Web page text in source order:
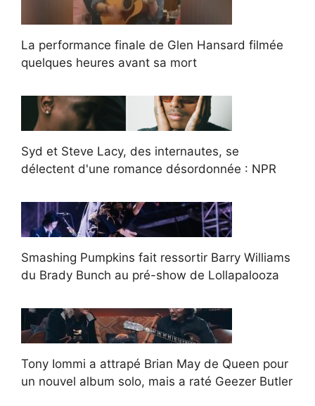
La performance finale de Glen Hansard filmée
quelques heures avant sa mort
Syd et Steve Lacy, des internautes, se
délectent d'une romance désordonnée : NPR
Smashing Pumpkins fait ressortir Barry Williams
du Brady Bunch au pré-show de Lollapalooza
Tony Iommi a attrapé Brian May de Queen pour
un nouvel album solo, mais a raté Geezer Butler